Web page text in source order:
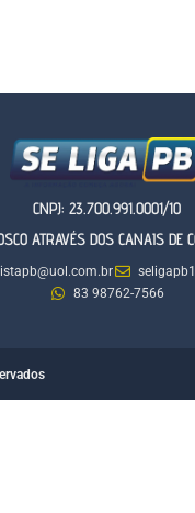
CNPJ: 23.700.991.0001/10
ATRAVÉS DOS CANAIS DE
83 98762-7566